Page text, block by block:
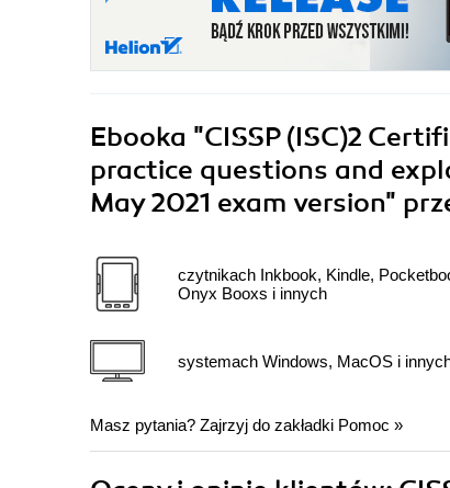
Ebooka "CISSP (ISC)2
practice questions and
May 2021 exam version"
czytnikach Inkbook, Kindle,
Onyx Booxs i innych
systemach Windows, MacOS i
Masz pytania? Zajrzyj do zakładki Pomoc »